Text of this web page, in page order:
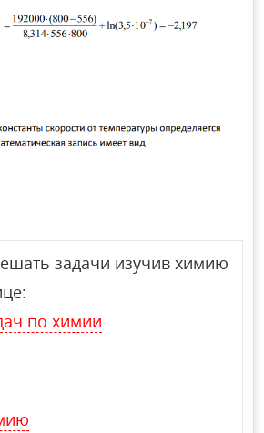
задачи изучив химию
по химии